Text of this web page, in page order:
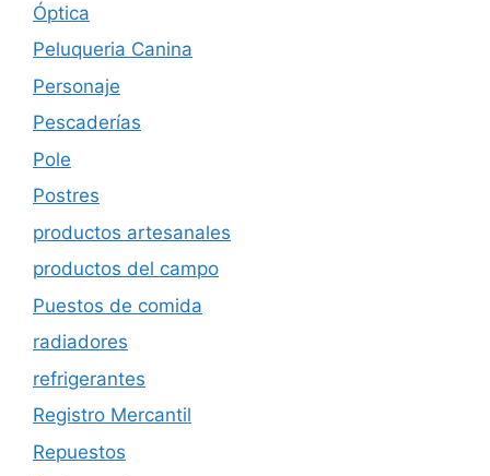
Óptica
Peluqueria Canina
Personaje
Pescaderías
Pole
Postres
productos artesanales
productos del campo
Puestos de comida
radiadores
refrigerantes
Registro Mercantil
Repuestos